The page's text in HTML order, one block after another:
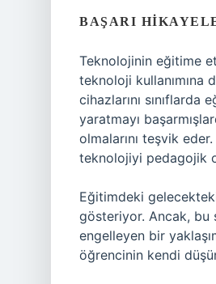
BAŞARI
Teknolojinin eğitime
teknoloji kullanımına
cihazlarını
yaratmayı
olmalarını teşvik
teknolojiyi pedagojik
Eğitimdeki
gösteriyor. Ancak, bu
engelleyen bir
öğrencinin kendi